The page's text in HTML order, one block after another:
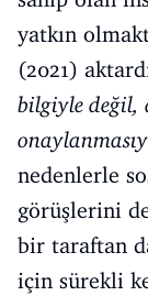
yatkın
(2021)
bilgiyle değil,
nedenlerle
görüşlerini
bir taraftan
için sürekli